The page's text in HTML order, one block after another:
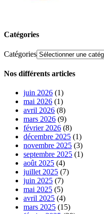
Catégories
Catégories
Nos différents articles
juin 2026 (1)
mai 2026 (1)
avril 2026 (8)
mars 2026 (9)
février 2026 (8)
décembre 2025 (1)
novembre 2025 (3)
septembre 2025 (1)
août 2025 (4)
juillet 2025 (7)
juin 2025 (7)
mai 2025 (5)
avril 2025 (4)
mars 2025 (15)